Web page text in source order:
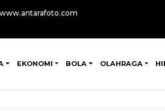
www.antarafoto.com
EKONOMI BOLA OLAHRAGA